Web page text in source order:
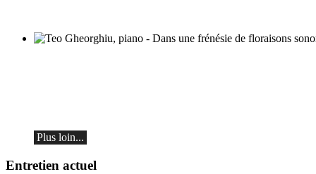
Plus loin...
Entretien actuel